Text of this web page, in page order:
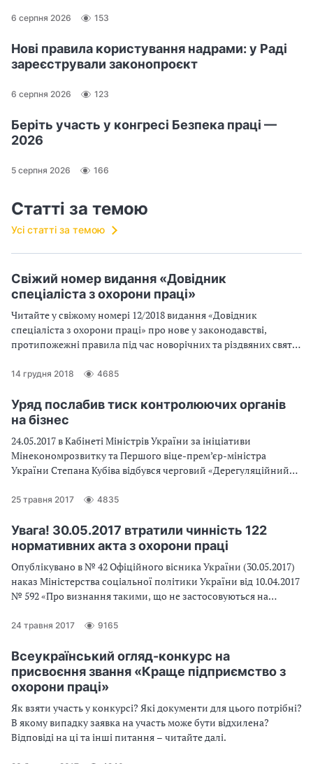
6 серпня 2026 153
Нові правила користування надрами: у Раді
зареєстрували законопроєкт
6 серпня 2026 123
Беріть участь у конгресі Безпека праці —
2026
5 серпня 2026 166
Статті за темою
Усі статті за темою
Свіжий номер видання «Довідник
спеціаліста з охорони праці»
Читайте у свіжому номері 12/2018 видання «Довідник
спеціаліста з охорони праці» про нове у законодавстві,
протипожежні правила під час новорічних та різдвяних свят,
Також у номері: тест, відповіді на запитання, офіційні
14 грудня 2018 4685
Уряд послабив тиск контролюючих органів
на бізнес
24.05.2017 в Кабінеті Міністрів України за ініціативи
Мінекономрозвитку та Першого віце-прем’єр-міністра
України Степана Кубіва відбувся черговий «Дерегуляційний
контролюючих органів на бізнес.
25 травня 2017 4835
Увага! 30.05.2017 втратили чинність 122
нормативних акта з охорони праці
Опублікувано в № 42 Офіційного вісника України (30.05.2017)
наказ Міністерства соціальної політики України від 10.04.2017
№ 592 «Про визнання такими, що не застосовуються на
Наказ набирає чинності з дня його офіційного опублікування.
24 травня 2017 9165
Всеукраїнський огляд-конкурс на
присвоєння звання «Краще підприємство з
охорони праці»
Як взяти участь у конкурсі? Які документи для цього потрібні?
В якому випадку заявка на участь може бути відхилена?
Відповіді на ці та інші питання – читайте далі.